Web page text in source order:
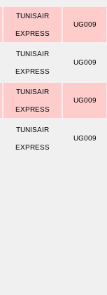
TUNISAIR
EXPRESS
UG009
TUNISAIR
EXPRESS
UG009
TUNISAIR
EXPRESS
UG009
TUNISAIR
EXPRESS
UG009